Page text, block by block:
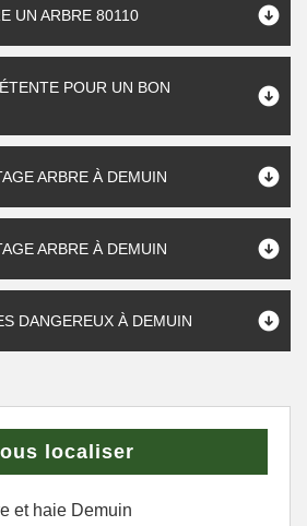
UN ARBRE 80110
POUR UN BON
ARBRE À DEMUIN
ARBRE À DEMUIN
DANGEREUX À DEMUIN
localiser
et haie Demuin